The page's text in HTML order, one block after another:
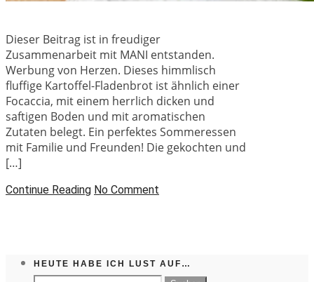
Dieser Beitrag ist in freudiger
Zusammenarbeit mit MANI entstanden.
Werbung von Herzen. Dieses himmlisch
fluffige Kartoffel-Fladenbrot ist ähnlich einer
Focaccia, mit einem herrlich dicken und
saftigen Boden und mit aromatischen
Zutaten belegt. Ein perfektes Sommeressen
mit Familie und Freunden! Die gekochten und
[…]
Continue Reading No Comment
HEUTE HABE ICH LUST AUF…